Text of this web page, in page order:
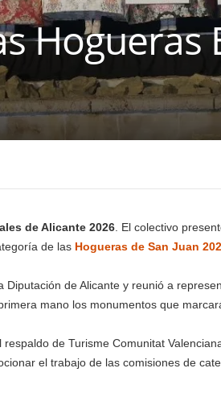
Hogueras
de Alicante 2026. El colectivo
de las Hogueras de San Juan
Diputación de Alicante y reunió a
mano los monumentos que
de Turisme Comunitat
el trabajo de las comisiones de